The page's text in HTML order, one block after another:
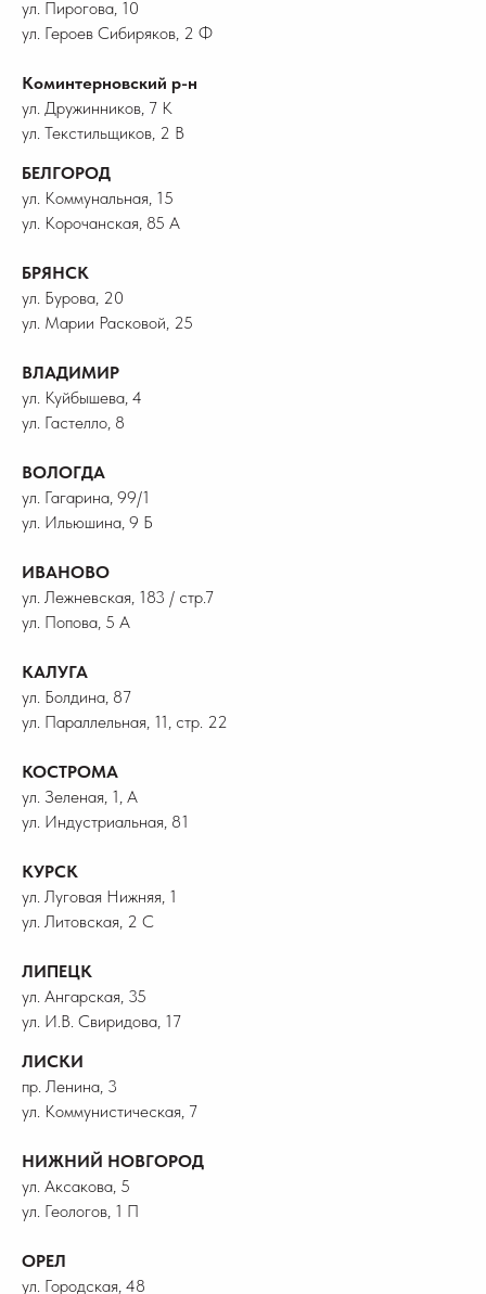
ул. Пирогова, 10
ул. Героев Сибиряков, 2 Ф
Коминтерновский р-н
ул. Дружинников, 7 К
ул. Текстильщиков, 2 В
БЕЛГОРОД
ул. Коммунальная, 15
ул. Корочанская, 85 А
БРЯНСК
ул. Бурова, 20
ул. Марии Расковой, 25
ВЛАДИМИР
ул. Куйбышева, 4
ул. Гастелло, 8
ВОЛОГДА
ул. Гагарина, 99/1
ул. Ильюшина, 9 Б
ИВАНОВО
ул. Лежневская, 183 / стр.7
ул. Попова, 5 А
КАЛУГА
ул. Болдина, 87
ул. Параллельная, 11, стр. 22
КОСТРОМА
ул. Зеленая, 1, А
ул. Индустриальная, 81
КУРСК
ул. Луговая Нижняя, 1
ул. Литовская, 2 С
ЛИПЕЦК
ул. Ангарская, 35
ул. И.В. Свиридова, 17
ЛИСКИ
пр. Ленина, 3
ул. Коммунистическая, 7
НИЖНИЙ НОВГОРОД
ул. Аксакова, 5
ул. Геологов, 1 П
ОРЕЛ
ул. Городская, 48